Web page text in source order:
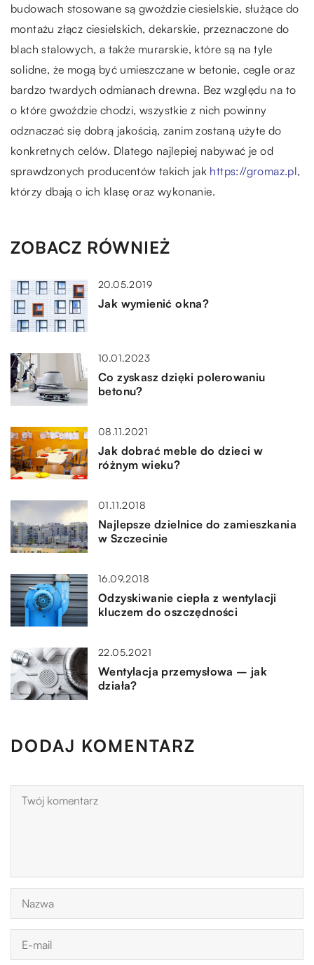
budowach stosowane są gwoździe ciesielskie, służące do
montażu złącz ciesielskich, dekarskie, przeznaczone do
blach stalowych, a także murarskie, które są na tyle
solidne, że mogą być umieszczane w betonie, cegle oraz
bardzo twardych odmianach drewna. Bez względu na to
o które gwoździe chodzi, wszystkie z nich powinny
odznaczać się dobrą jakością, zanim zostaną użyte do
konkretnych celów. Dlatego najlepiej nabywać je od
sprawdzonych producentów takich jak https://gromaz.pl,
którzy dbają o ich klasę oraz wykonanie.
ZOBACZ RÓWNIEŻ
20.05.2019
Jak wymienić okna?
10.01.2023
Co zyskasz dzięki polerowaniu
betonu?
08.11.2021
Jak dobrać meble do dzieci w
różnym wieku?
01.11.2018
Najlepsze dzielnice do zamieszkania
w Szczecinie
16.09.2018
Odzyskiwanie ciepła z wentylacji
kluczem do oszczędności
22.05.2021
Wentylacja przemysłowa – jak
działa?
DODAJ KOMENTARZ